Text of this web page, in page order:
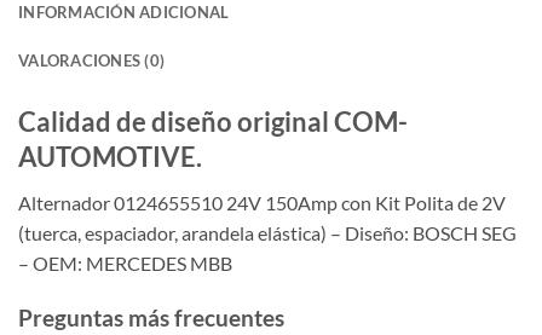
INFORMACIÓN ADICIONAL
VALORACIONES (0)
Calidad de diseño original COM-
AUTOMOTIVE.
Alternador 0124655510 24V 150Amp con Kit Polita de 2V
(tuerca, espaciador, arandela elástica) – Diseño: BOSCH SEG
– OEM: MERCEDES MBB
Preguntas más frecuentes